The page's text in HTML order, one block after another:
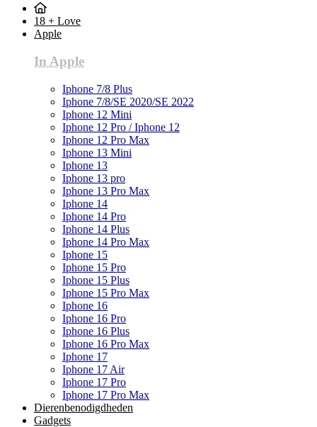
18 + Love
Apple
In Apple
Iphone 7/8 Plus
Iphone 7/8/SE 2020/SE 2022
Iphone 12 Mini
Iphone 12 Pro / Iphone 12
Iphone 12 Pro Max
Iphone 13 Mini
Iphone 13
Iphone 13 pro
Iphone 13 Pro Max
Iphone 14
Iphone 14 Pro
Iphone 14 Plus
Iphone 14 Pro Max
Iphone 15
Iphone 15 Pro
Iphone 15 Plus
Iphone 15 Pro Max
Iphone 16
Iphone 16 Pro
Iphone 16 Plus
Iphone 16 Pro Max
Iphone 17
Iphone 17 Air
Iphone 17 Pro
Iphone 17 Pro Max
Dierenbenodigdheden
Gadgets